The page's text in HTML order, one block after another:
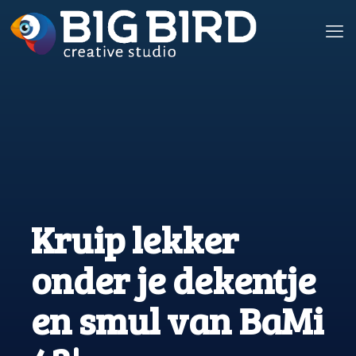
Kruip lekker
onder je dekentje
en smul van BaMi